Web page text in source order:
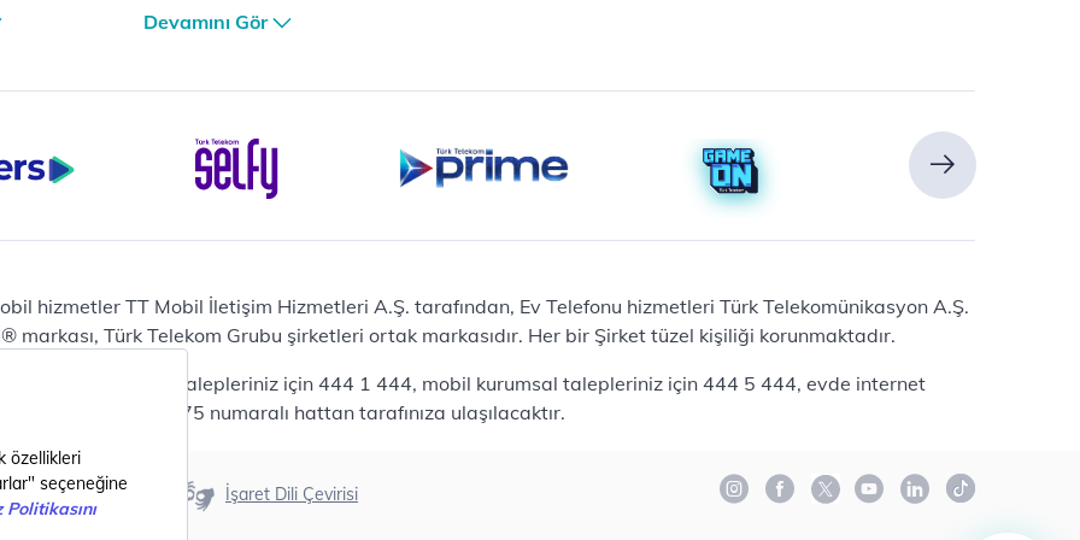
iPhone 17 Air 256GB
Casper Nirvana C370
Notebook
Ev Telefonu
Panasonic TGB610
Modem ve Wi-Fi
Zyxel DX3300 Wi-Fi 6
Premium VDSL Modem
Samsung Buds2 Pro
Samsung Galaxy Watch 6
Devamını Gör
hizmetler TT Mobil İletişim Hizmetleri A.Ş. tarafından, Ev Telefonu hizmetleri Türk Telekomünikasyon A.Ş.
markası, Türk Telekom Grubu şirketleri ortak markasıdır. Her bir Şirket tüzel kişiliği korunmaktadır.
mobil bireysel talepleriniz için 444 1 444, mobil kurumsal talepleriniz için 444 5 444, evde internet
için 444 0375 numaralı hattan tarafınıza ulaşılacaktır.
Erişilebilirlik İşaret Dili Çevirisi